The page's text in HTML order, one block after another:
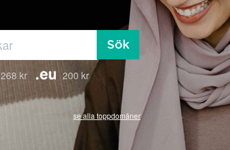
Sök
268 kr
200 kr
se alla toppdomäner